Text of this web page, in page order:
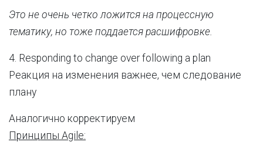
Это не очень четко ложится на процессную
тематику, но тоже поддается расшифровке.
4. Responding to change over following a plan
Реакция на изменения важнее, чем следование
плану
Аналогично корректируем
Принципы Agile: